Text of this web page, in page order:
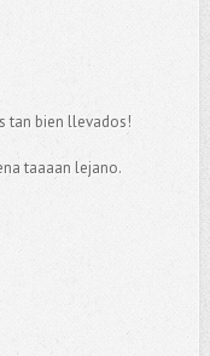
tan bien llevados!
taaaan lejano.